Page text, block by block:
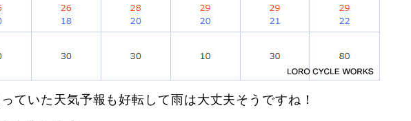
ていた天気予報も好転して雨は大丈夫そうですね！